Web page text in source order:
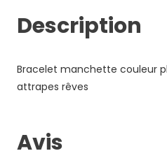
Description
Bracelet manchette couleur
attrapes rêves
Avis